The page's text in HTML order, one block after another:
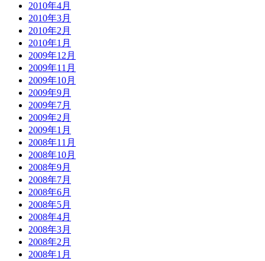
2010年4月
2010年3月
2010年2月
2010年1月
2009年12月
2009年11月
2009年10月
2009年9月
2009年7月
2009年2月
2009年1月
2008年11月
2008年10月
2008年9月
2008年7月
2008年6月
2008年5月
2008年4月
2008年3月
2008年2月
2008年1月